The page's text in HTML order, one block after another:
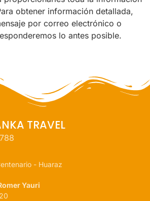
obtener información detallada,
por correo electrónico o
lo antes posible.
TRAVEL
- Huaraz
Yauri